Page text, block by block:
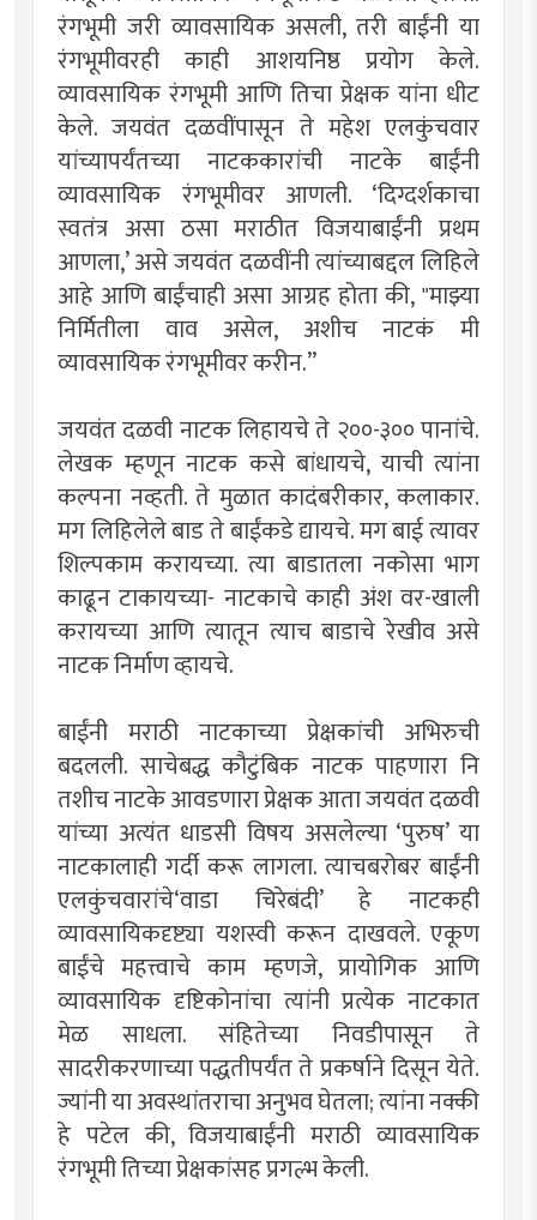
रंगभूमी जरी व्यावसायिक असली, तरी बाईंनी या
रंगभूमीवरही काही आशयनिष्ठ प्रयोग केले.
व्यावसायिक रंगभूमी आणि तिचा प्रेक्षक यांना धीट
केले. जयवंत दळवींपासून ते महेश एलकुंचवार
यांच्यापर्यंतच्या नाटककारांची नाटके बाईंनी
व्यावसायिक रंगभूमीवर आणली. ‘दिग्दर्शकाचा
स्वतंत्र असा ठसा मराठीत विजयाबाईंनी प्रथम
आणला,’ असे जयवंत दळवींनी त्यांच्याबद्दल लिहिले
आहे आणि बाईंचाही असा आग्रह होता की, "माझ्या
निर्मितीला वाव असेल, अशीच नाटकं मी
व्यावसायिक रंगभूमीवर करीन.”
जयवंत दळवी नाटक लिहायचे ते २००-३०० पानांचे.
लेखक म्हणून नाटक कसे बांधायचे, याची त्यांना
कल्पना नव्हती. ते मुळात कादंबरीकार, कलाकार.
मग लिहिलेले बाड ते बाईंकडे द्यायचे. मग बाई त्यावर
शिल्पकाम करायच्या. त्या बाडातला नकोसा भाग
काढून टाकायच्या- नाटकाचे काही अंश वर-खाली
करायच्या आणि त्यातून त्याच बाडाचे रेखीव असे
नाटक निर्माण व्हायचे.
बाईंनी मराठी नाटकाच्या प्रेक्षकांची अभिरुची
बदलली. साचेबद्ध कौटुंबिक नाटक पाहणारा नि
तशीच नाटके आवडणारा प्रेक्षक आता जयवंत दळवी
यांच्या अत्यंत धाडसी विषय असलेल्या ‘पुरुष’ या
नाटकालाही गर्दी करू लागला. त्याचबरोबर बाईंनी
एलकुंचवारांचे‘वाडा चिरेबंदी’ हे नाटकही
व्यावसायिकदृष्ट्या यशस्वी करून दाखवले. एकूण
बाईंचे महत्त्वाचे काम म्हणजे, प्रायोगिक आणि
व्यावसायिक दृष्टिकोनांचा त्यांनी प्रत्येक नाटकात
मेळ साधला. संहितेच्या निवडीपासून ते
सादरीकरणाच्या पद्धतीपर्यंत ते प्रकर्षाने दिसून येते.
ज्यांनी या अवस्थांतराचा अनुभव घेतला; त्यांना नक्की
हे पटेल की, विजयाबाईंनी मराठी व्यावसायिक
रंगभूमी तिच्या प्रेक्षकांसह प्रगल्भ केली.